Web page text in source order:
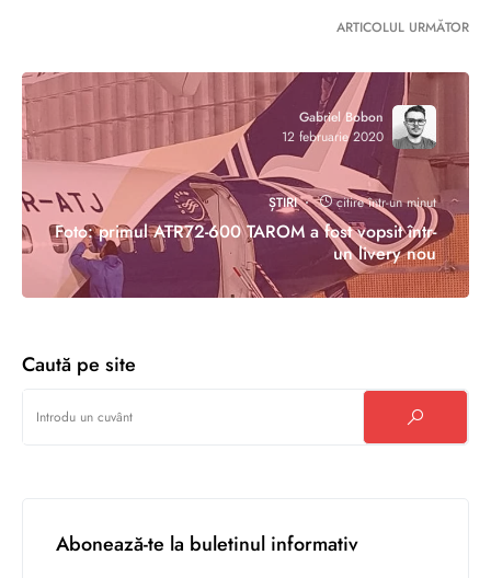
ARTICOLUL URMĂTOR
Gabriel Bobon
12 februarie 2020
ȘTIRI citire într-un minut
Foto: primul ATR72-600 TAROM a fost vopsit într-
un livery nou
Caută pe site
Abonează-te la buletinul informativ